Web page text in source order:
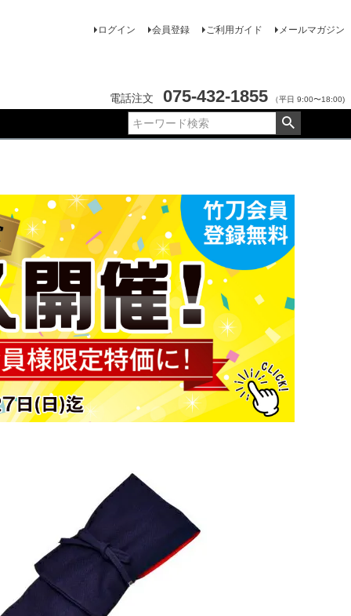
ログイン 会員登録 ご利用ガイド メールマガジン
電話注文 075-432-1855 （平日 9:00〜18:00)